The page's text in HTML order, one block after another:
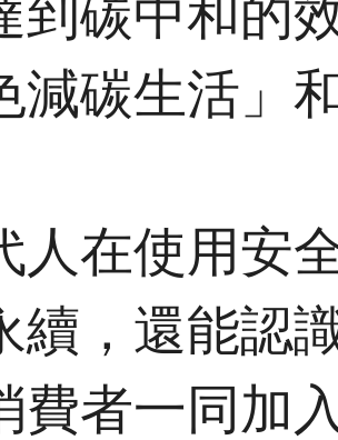
到碳中和的
減碳生活」
人在使用安
續，還能認
費者一同加